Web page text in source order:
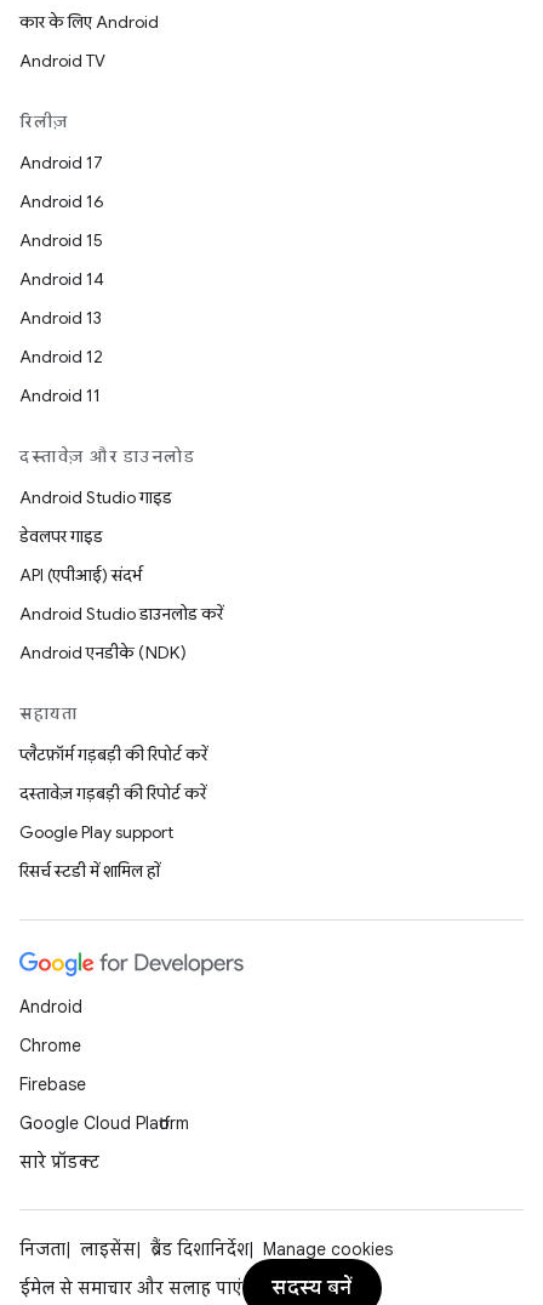
कार के लिए Android
Android TV
रिलीज़
Android 17
Android 16
Android 15
Android 14
Android 13
Android 12
Android 11
दस्तावेज़ और डाउनलोड
Android Studio गाइड
डेवलपर गाइड
API (एपीआई) संदर्भ
Android Studio डाउनलोड करें
Android एनडीके (NDK)
सहायता
प्लैटफ़ॉर्म गड़बड़ी की रिपोर्ट करें
दस्तावेज़ गड़बड़ी की रिपोर्ट करें
Google Play support
रिसर्च स्टडी में शामिल हों
Android
Chrome
Firebase
Google Cloud Platform
सारे प्रॉडक्ट
निजता लाइसेंस ब्रैंड दिशानिर्देश
Manage cookies
ईमेल से समाचार और सलाह पाएं
सदस्य बनें